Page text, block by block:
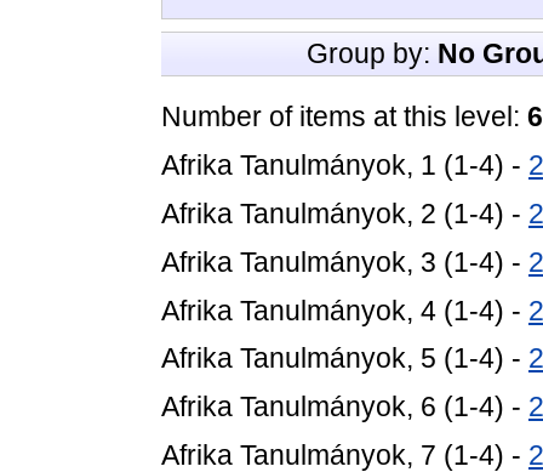
Group by: No
Number of items at this level:
Afrika Tanulmányok, 1 (1-4) -
Afrika Tanulmányok, 2 (1-4) -
Afrika Tanulmányok, 3 (1-4) -
Afrika Tanulmányok, 4 (1-4) -
Afrika Tanulmányok, 5 (1-4) -
Afrika Tanulmányok, 6 (1-4) -
Afrika Tanulmányok, 7 (1-4) -